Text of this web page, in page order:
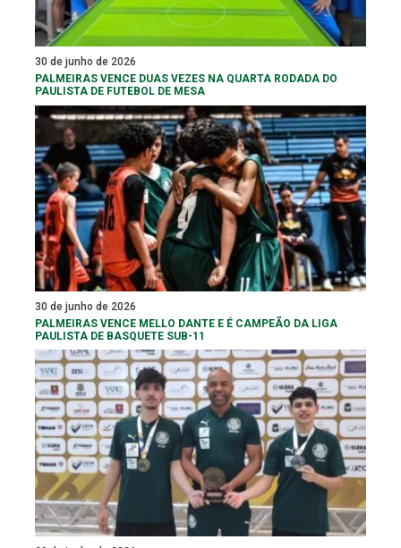
30 de junho de 2026
PALMEIRAS VENCE DUAS VEZES NA QUARTA RODADA DO
PAULISTA DE FUTEBOL DE MESA
30 de junho de 2026
PALMEIRAS VENCE MELLO DANTE E É CAMPEÃO DA LIGA
PAULISTA DE BASQUETE SUB-11